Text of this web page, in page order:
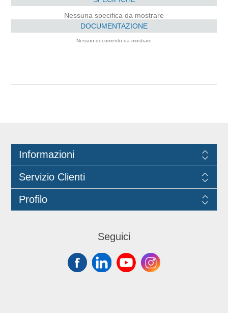
Nessuna specifica da mostrare
DOCUMENTAZIONE
Nessun documento da mostrare
Informazioni
Servizio Clienti
Profilo
Seguici